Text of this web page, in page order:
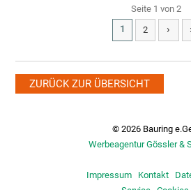
Seite 1 von 2
1
2 ›
ZURÜCK ZUR ÜBERSICHT
© 2026 Bauring
Werbeagentur Gössler &
Impressum Kontakt